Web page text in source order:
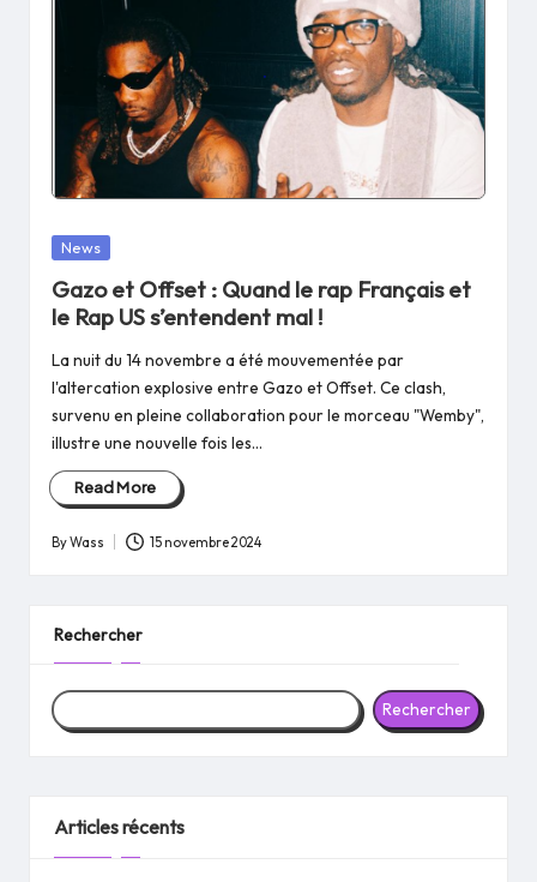
Posted
News
Gazo et Offset : Quand le rap Français et
le Rap US s’entendent mal !
La nuit du 14 novembre a été mouvementée par
l'altercation explosive entre Gazo et Offset. Ce clash,
survenu en pleine collaboration pour le morceau "Wemby",
illustre une nouvelle fois les…
Read More
Posted
ByWass 15 novembre 2024
Rechercher
Rechercher
Articles récents